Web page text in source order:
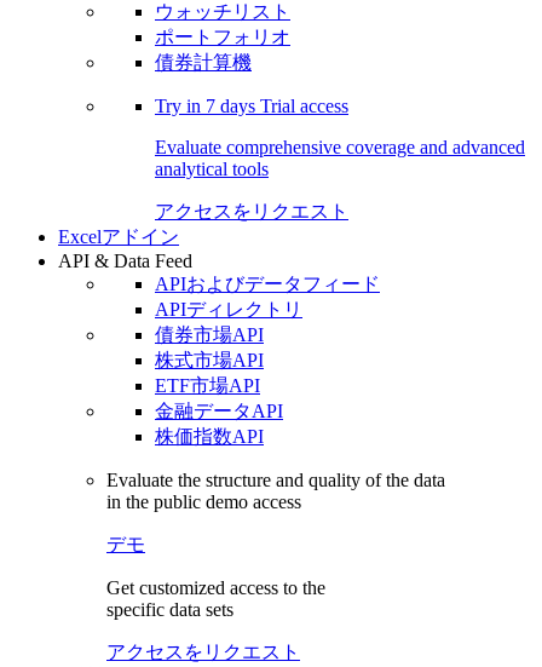
ウォッチリスト
ポートフォリオ
債券計算機
Try in 7 days Trial access
Evaluate comprehensive coverage and advanced
analytical tools
アクセスをリクエスト
Excelアドイン
API & Data Feed
APIおよびデータフィード
APIディレクトリ
債券市場API
株式市場API
ETF市場API
金融データAPI
株価指数API
Evaluate the structure and quality of the data
in the public demo access
デモ
Get customized access to the
specific data sets
アクセスをリクエスト